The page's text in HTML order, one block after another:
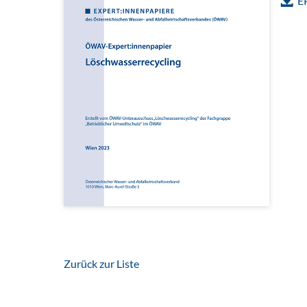
Zurück zur Liste